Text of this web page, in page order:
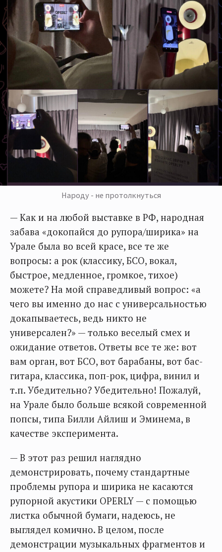
Народу - не протолкнуться
— Как и на любой выставке в РФ, народная
забава «докопайся до рупора/ширика» на
Урале была во всей красе, все те же
вопросы: а рок (классику, БСО, вокал,
быстрое, медленное, громкое, тихое)
можете? На мой справедливый вопрос: «а
чего вы именно до нас с универсальностью
докапываетесь, ведь никто не
универсален?» — только веселый смех и
ожидание ответов. Ответы все те же: вот
вам орган, вот БСО, вот барабаны, вот бас-
гитара, классика, поп-рок, цифра, винил и
т.п. Убедительно? Убедительно! Пожалуй,
на Урале было больше всякой современной
попсы, типа Билли Айлиш и Эминема, в
качестве эксперимента.
— В этот раз решил наглядно
демонстрировать, почему стандартные
проблемы рупора и ширика не касаются
рупорной акустики OPERLY — с помощью
листка обычной бумаги, надеюсь, не
выглядел комично. В целом, после
демонстрации музыкальных фрагментов и